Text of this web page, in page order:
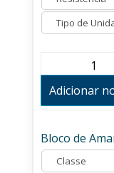
Família
39
Canaleta
-
L14
quantidade
Adicionar
Bloco de